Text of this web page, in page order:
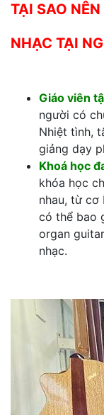
TẠI SAO
NHẠC TẠI
Giáo viên
người có
Nhiệt tình,
giảng dạy
Khoá học
khóa học
nhau, từ cơ
có thể bao
organ
nhạc.